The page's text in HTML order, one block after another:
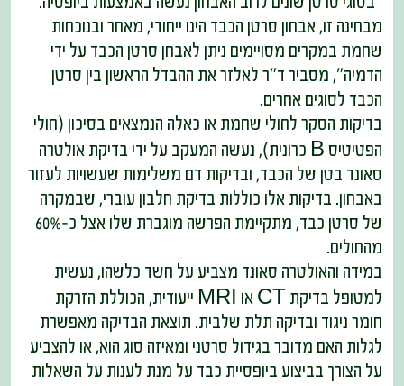
מבחינה זו, אבחון סרטן הכבד הינו ייחודי, מאחר ובנוכחות
שחמת במקרים מסויימים ניתן לאבחן סרטן הכבד על ידי
הדמיה", מסביר ד"ר לאלזר את ההבדל הראשון בין סרטן
הכבד לסוגים אחרים.
בדיקות הסקר לחולי שחמת או כאלה הנמצאים בסיכון (חולי
הפטיטיס B כרונית), נעשה המעקב על ידי בדיקת אולטרה
סאונד בטן של הכבד, ובדיקות דם משלימות שעשויות לעזור
באבחון. בדיקות אלו כוללות בדיקת חלבון עוברי, שבמקרה
של סרטן כבד, מתקיימת הפרשה מוגברת שלו אצל כ-60%
מהחולים.
במידה והאולטרה סאונד מצביע על חשד כלשהו, נעשית
למטופל בדיקת CT או MRI ייעודית, הכוללת הזרקת
חומר ניגוד ובדיקה תלת שלבית. תוצאת הבדיקה מאפשרת
לגלות האם מדובר בגידול סרטני ומאיזה סוג הוא, או להצביע
על הצורך בביצוע ביופסיית כבד על מנת לענות על השאלות